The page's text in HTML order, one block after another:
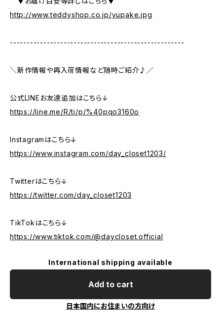
http://www.teddyshop.co.jp/yupake.jpg
----------------------------------------------------
＼新作情報や再入荷情報など随時ご紹介♪／
公式LINEお友達追加はこちら↓
https://line.me/R/ti/p/%40pqo3160o
Instagramはこちら↓
https://www.instagram.com/day_closet1203/
Twitterはこちら↓
https://twitter.com/day_closet1203
TikTokはこちら↓
https://www.tiktok.com/@daycloset.official
International shipping available
Add to cart
日本国内にお住まいの方向け